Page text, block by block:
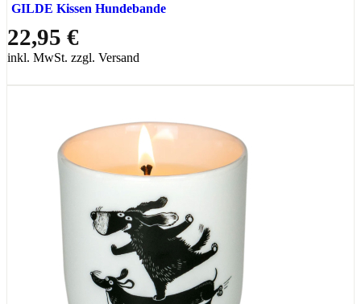
GILDE Kissen Hundebande
22,95 €
inkl. MwSt. zzgl. Versand